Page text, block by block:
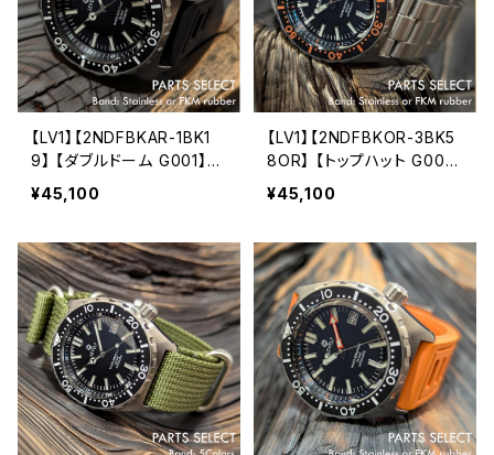
【LV1】【2NDFBKAR-1BK1
9】 【ダブルドーム G001】フ
ラットベゼル 20気圧防水
機械式/自動巻き SEIKO T
メンズウォッチ LV1 LEVEL7
¥45,100
【LV1】【2NDFBKOR-3BK5
8OR】 【トップハット G00
3】フラットベゼル 20気圧防
水 機械式/自動巻き SEIKO
載 メンズウォッチ LV1 LEV
EL7
¥45,100